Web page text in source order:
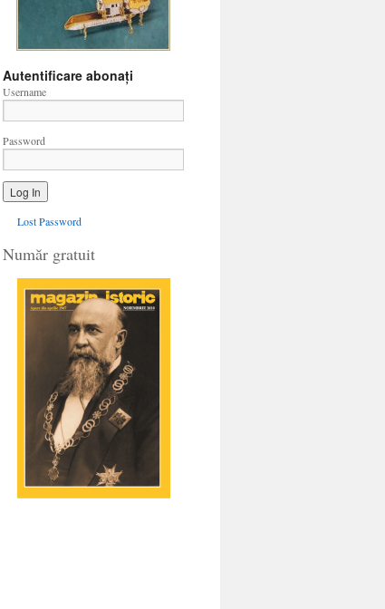
Autentificare abonați
Username
Password
Lost Password
Număr gratuit